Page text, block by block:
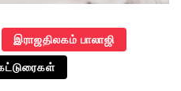
இராஜதிலகம் பாலாஜி
கட்டுரைகள்